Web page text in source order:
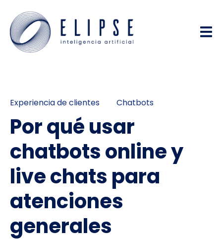
Experiencia de clientes Chatbots
Por qué usar
chatbots online y
live chats para
atenciones
generales